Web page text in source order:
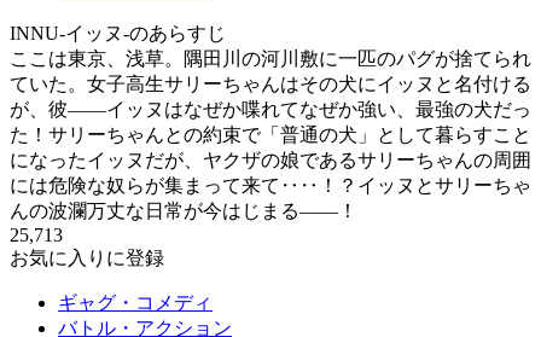
INNU-イッヌ-のあらすじ
ここは東京、浅草。隅田川の河川敷に一匹のパグが捨てられ
ていた。女子高生サリーちゃんはその犬にイッヌと名付ける
が、彼――イッヌはなぜか喋れてなぜか強い、最強の犬だっ
た！サリーちゃんとの約束で「普通の犬」として暮らすこと
になったイッヌだが、ヤクザの娘であるサリーちゃんの周囲
には危険な奴らが集まって来て‥‥！？イッヌとサリーちゃ
んの波瀾万丈な日常が今はじまる――！
25,713
お気に入りに登録
ギャグ・コメディ
バトル・アクション